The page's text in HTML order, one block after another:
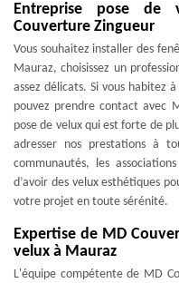
Entreprise pose
Couverture Zingueur
Vous souhaitez installer des
Mauraz, choisissez un
assez délicats. Si vous habitez
pouvez prendre contact avec
pose de velux qui est forte de
adresser nos prestations à
communautés, les
d’avoir des velux esthétiques
votre projet en toute sérénité.
Expertise de MD
velux à Mauraz
L'équipe compétente de MD